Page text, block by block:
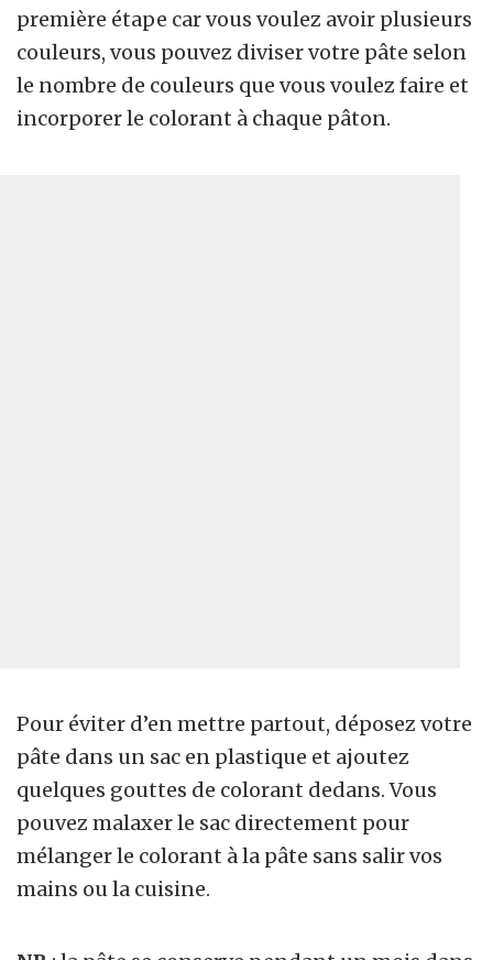
première étape car vous voulez avoir plusieurs
couleurs, vous pouvez diviser votre pâte selon
le nombre de couleurs que vous voulez faire et
incorporer le colorant à chaque pâton.
Pour éviter d’en mettre partout, déposez votre
pâte dans un sac en plastique et ajoutez
quelques gouttes de colorant dedans. Vous
pouvez malaxer le sac directement pour
mélanger le colorant à la pâte sans salir vos
mains ou la cuisine.